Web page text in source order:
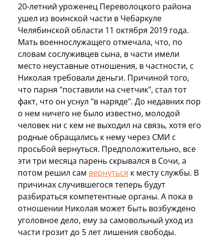
20-летний уроженец Переволоцкого района
ушел из воинской части в Чебаркуле
Челябинской области 11 октября 2019 года.
Мать военнослужащего отмечала, что, по
словам сослуживцев сына, в части имели
место неуставные отношения, в частности, с
Николая требовали деньги. Причиной того,
что парня "поставили на счетчик", стал тот
факт, что он уснул "в наряде". До недавних пор
о нем ничего не было известно, молодой
человек ни с кем не выходил на связь, хотя его
родные обращались к нему через СМИ с
просьбой вернуться. Предположительно, все
эти три месяца парень скрывался в Сочи, а
потом решил сам вернуться к месту службы. В
причинах случившегося теперь будут
разбираться компетентные органы. А пока в
отношении Николая может быть возбуждено
уголовное дело, ему за самовольный уход из
части грозит до 5 лет лишения свободы.